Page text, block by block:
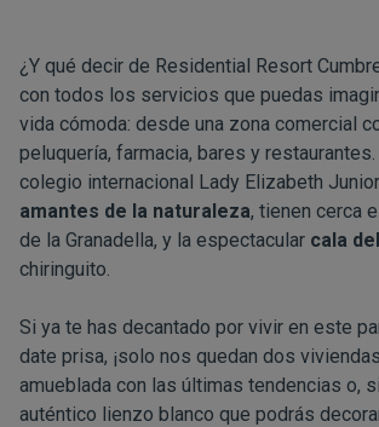
¿Y qué decir de Residential Resort
con todos los servicios que puedas
vida cómoda: desde una zona comercial
peluquería, farmacia, bares y restaurantes
colegio internacional Lady Elizabeth
amantes de la naturaleza, tienen cerca
de la Granadella, y la espectacular cala
chiringuito.
Si ya te has decantado por vivir en este
date prisa, ¡solo nos quedan dos
amueblada con las últimas tendencias o,
auténtico lienzo blanco que podrás